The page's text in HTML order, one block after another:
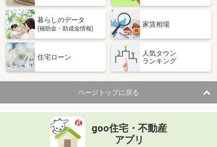
暮らしのデータ
(補助金・助成金情報)
家賃相場
住宅ローン
人気タウン
ランキング
ページトップに戻る
goo住宅・不動産
アプリ